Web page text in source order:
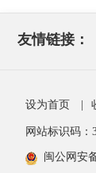
友情链接：
设为首页
网站标识码：
闽公网安